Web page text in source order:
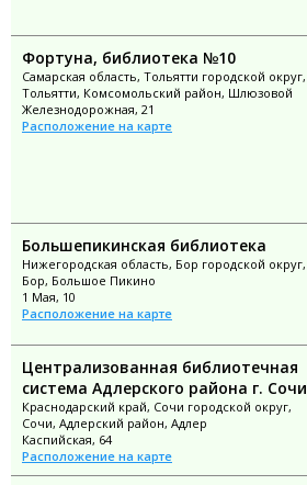
Фортуна, библиотека №10
Самарская область, Тольятти городской округ,
Тольятти, Комсомольский район, Шлюзовой
Железнодорожная, 21
Расположение на карте
Большепикинская библиотека
Нижегородская область, Бор городской округ,
Бор, Большое Пикино
1 Мая, 10
Расположение на карте
Централизованная библиотечная
система Адлерского района г. Сочи
Краснодарский край, Сочи городской округ,
Сочи, Адлерский район, Адлер
Каспийская, 64
Расположение на карте